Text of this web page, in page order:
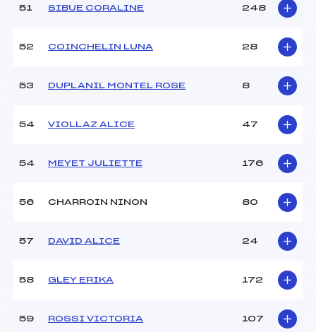
51 SIBUE CORALINE 248
52 COINCHELIN LUNA 28
53 DUPLANIL MONTEL ROSE 8
54 VIOLLAZ ALICE 47
54 MEYET JULIETTE 176
56 CHARROIN NINON 80
57 DAVID ALICE 24
58 GLEY ERIKA 172
59 ROSSI VICTORIA 107